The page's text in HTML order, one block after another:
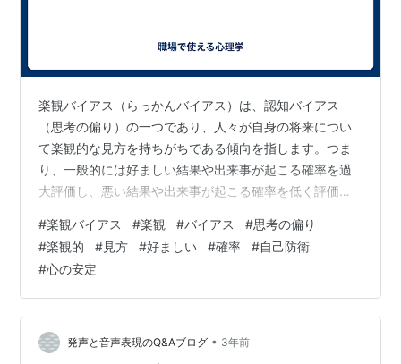
楽観バイアス（らっかんバイアス）は、認知バイアス
（思考の偏り）の一つであり、人々が自身の将来につい
て楽観的な見方を持ちがちである傾向を指します。つま
り、一般的には好ましい結果や出来事が起こる確率を過
大評価し、悪い結果や出来事が起こる確率を低く評価す
自己防衛や心の安定を追求するために生じる傾向があり
ます。楽観的な見方を持つことで、自己肯定感や前向き
な思考が促され、ストレスや不安を軽減する効果があり
ます。 楽観バイアスの具体的な例としては、以下のよう
なものがあります： 健康に関する楽観バイアス: 自分の
健康状態について、他の人よりも良いと考える傾…
#楽観バイアス #楽観 #バイアス #思考の偏り
#楽観的 #見方 #好ましい #確率 #自己防衛
#心の安定
発声と音声表現のQ&Aブログ • 3年前